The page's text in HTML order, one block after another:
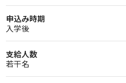
申込み時期
入学後
支給人数
若干名